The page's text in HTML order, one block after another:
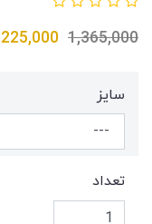
1,365,000
سايز
تعداد